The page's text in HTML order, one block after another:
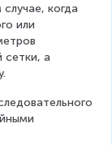
когда
или
сетки, а